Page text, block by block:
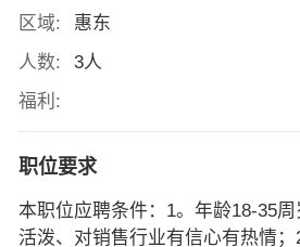
区域:
惠东
人数:
3人
福利:
职位要求
本职位应聘条件：1。年龄18-35
活泼、对销售行业有信心有热情